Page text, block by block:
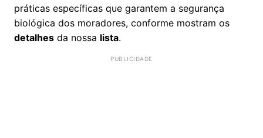
práticas específicas que garantem a segurança
biológica dos moradores, conforme mostram os
detalhes da nossa lista.